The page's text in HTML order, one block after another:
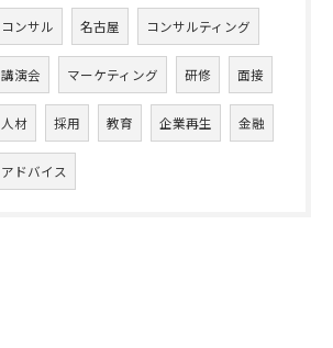
コンサル 名古屋 コンサルティング
講演会 マーケティング 研修 面接
人材 採用 教育 企業再生 金融
アドバイス